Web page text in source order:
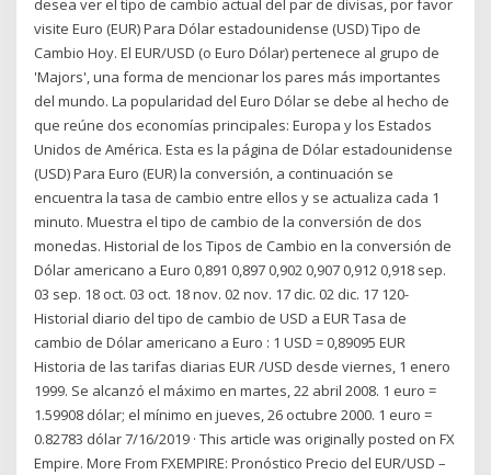
desea ver el tipo de cambio actual del par de divisas, por favor
visite Euro (EUR) Para Dólar estadounidense (USD) Tipo de
Cambio Hoy. El EUR/USD (o Euro Dólar) pertenece al grupo de
'Majors', una forma de mencionar los pares más importantes
del mundo. La popularidad del Euro Dólar se debe al hecho de
que reúne dos economías principales: Europa y los Estados
Unidos de América. Esta es la página de Dólar estadounidense
(USD) Para Euro (EUR) la conversión, a continuación se
encuentra la tasa de cambio entre ellos y se actualiza cada 1
minuto. Muestra el tipo de cambio de la conversión de dos
monedas. Historial de los Tipos de Cambio en la conversión de
Dólar americano a Euro 0,891 0,897 0,902 0,907 0,912 0,918 sep.
03 sep. 18 oct. 03 oct. 18 nov. 02 nov. 17 dic. 02 dic. 17 120-
Historial diario del tipo de cambio de USD a EUR Tasa de
cambio de Dólar americano a Euro : 1 USD = 0,89095 EUR
Historia de las tarifas diarias EUR /USD desde viernes, 1 enero
1999. Se alcanzó el máximo en martes, 22 abril 2008. 1 euro =
1.59908 dólar; el mínimo en jueves, 26 octubre 2000. 1 euro =
0.82783 dólar 7/16/2019 · This article was originally posted on FX
Empire. More From FXEMPIRE: Pronóstico Precio del EUR/USD –